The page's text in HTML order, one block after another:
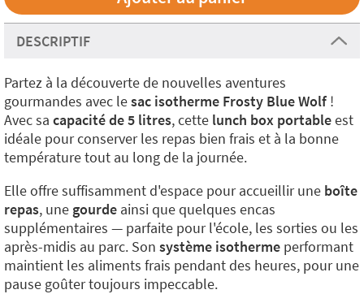
DESCRIPTIF
Partez à la découverte de nouvelles aventures
gourmandes avec lesac isotherme Frosty Blue Wolf !
Avec sa capacité de 5 litres, cette lunch box portableest
idéale pour conserver les repas bien frais et à la bonne
température tout au long de la journée.
Elle offre suffisamment d'espace pour accueillir une boîte
repas, une gourde ainsi que quelques encas
supplémentaires — parfaite pour l'école, les sorties ou les
après-midis au parc. Son système isotherme performant
maintient les aliments frais pendant des heures, pour une
pause goûter toujours impeccable.